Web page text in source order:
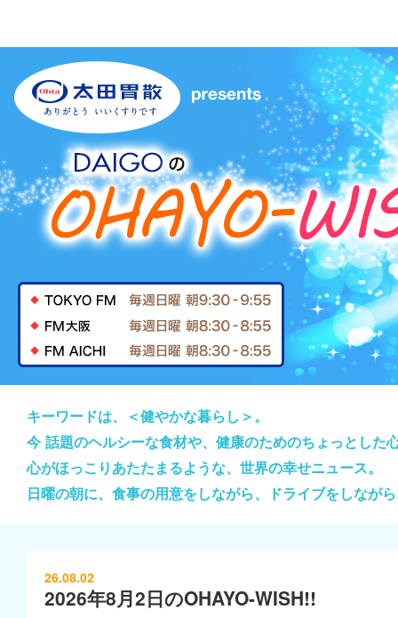
キーワードは、＜健やかな暮らし＞。
今 話題のヘルシーな食材や、健康のためのちょっとし
心がほっこりあたたまるような、世界の幸せニュース。
日曜の朝に、食事の用意をしながら、ドライブをしなが
26.08.02
2026年8月2日のOHAYO-WISH!!